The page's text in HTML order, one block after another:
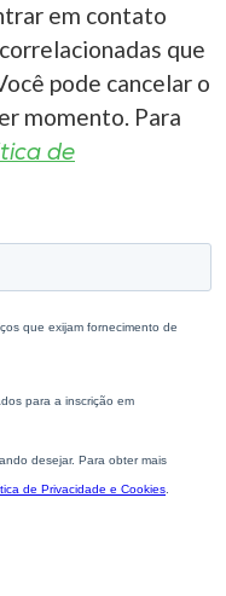
em contato
que
pode cancelar o
momento. Para
de